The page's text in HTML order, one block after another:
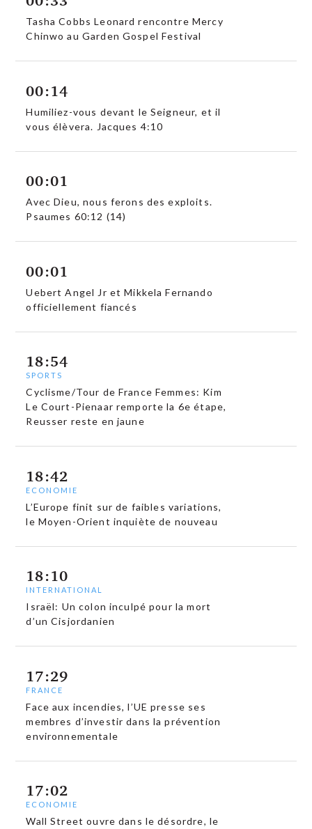
Tasha Cobbs Leonard rencontre Mercy
Chinwo au Garden Gospel Festival
00:14
Humiliez-vous devant le Seigneur, et il
vous élèvera. Jacques 4:10
00:01
Avec Dieu, nous ferons des exploits.
Psaumes 60:12 (14)
00:01
Uebert Angel Jr et Mikkela Fernando
officiellement fiancés
18:54
SPORTS
Cyclisme/Tour de France Femmes: Kim
Le Court-Pienaar remporte la 6e étape,
Reusser reste en jaune
18:42
ECONOMIE
L’Europe finit sur de faibles variations,
le Moyen-Orient inquiète de nouveau
18:10
INTERNATIONAL
Israël: Un colon inculpé pour la mort
d’un Cisjordanien
17:29
FRANCE
Face aux incendies, l’UE presse ses
membres d’investir dans la prévention
environnementale
17:02
ECONOMIE
Wall Street ouvre dans le désordre, le